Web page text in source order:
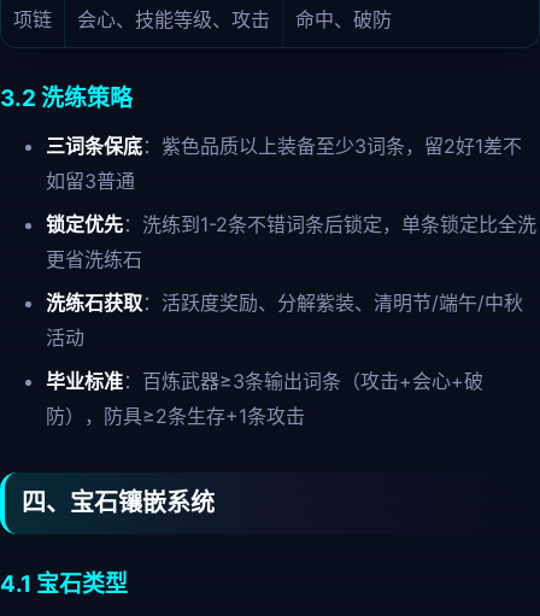
项链 会心、技能等级、攻击 命中、破防
3.2 洗练策略
三词条保底：紫色品质以上装备至少3词条，留2好1差不
如留3普通
锁定优先：洗练到1-2条不错词条后锁定，单条锁定比全洗
更省洗练石
洗练石获取：活跃度奖励、分解紫装、清明节/端午/中秋
活动
毕业标准：百炼武器≥3条输出词条（攻击+会心+破
防），防具≥2条生存+1条攻击
四、宝石镶嵌系统
4.1 宝石类型